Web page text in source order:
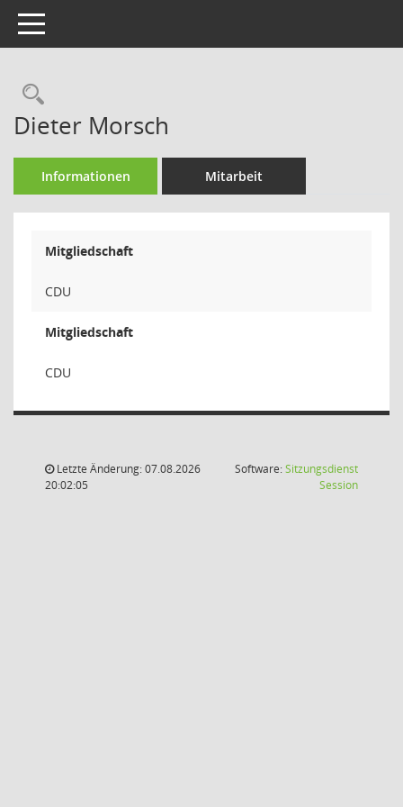
Toggle navigation
Rechercheauswahl
Dieter Morsch
Informationen Mitarbeit
Mitgliedschaft
CDU
Mitgliedschaft
CDU
Letzte Änderung: 07.08.2026
20:02:05
Software:Sitzungsdienst
Session(Wird in